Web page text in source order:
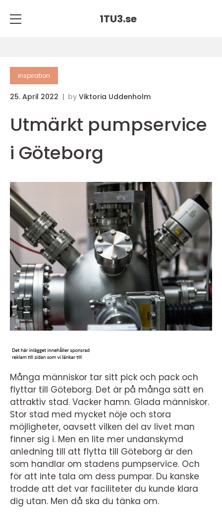
1TU3.se
inspiration
25. April 2022 by Viktoria Uddenholm
Utmärkt pumpservice
i Göteborg
Många människor tar sitt pick och pack och
flyttar till Göteborg. Det är på många sätt en
attraktiv stad. Vacker hamn. Glada människor.
Stor stad med mycket nöje och stora
möjligheter, oavsett vilken del av livet man
finner sig i. Men en lite mer undanskymd
anledning till att flytta till Göteborg är den
som handlar om stadens pumpservice. Och
för att inte tala om dess pumpar. Du kanske
trodde att det var faciliteter du kunde klara
dig utan. Men då ska du tänka om.